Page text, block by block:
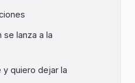
se lanza a la
y quiero dejar la